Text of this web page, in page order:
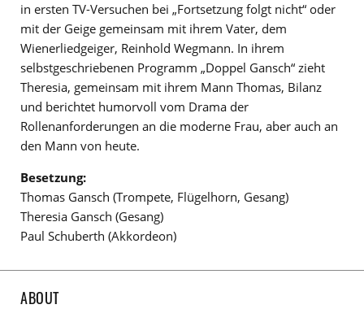
in ersten TV-Versuchen bei „Fortsetzung folgt nicht“ oder
mit der Geige gemeinsam mit ihrem Vater, dem
Wienerliedgeiger, Reinhold Wegmann. In ihrem
selbstgeschriebenen Programm „Doppel Gansch“ zieht
Theresia, gemeinsam mit ihrem Mann Thomas, Bilanz
und berichtet humorvoll vom Drama der
Rollenanforderungen an die moderne Frau, aber auch an
den Mann von heute.
Besetzung:
Thomas Gansch (Trompete, Flügelhorn, Gesang)
Theresia Gansch (Gesang)
Paul Schuberth (Akkordeon)
ABOUT